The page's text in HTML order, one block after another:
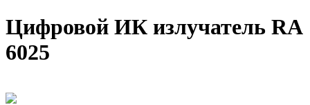
Цифровой ИК излучатель RA
6025